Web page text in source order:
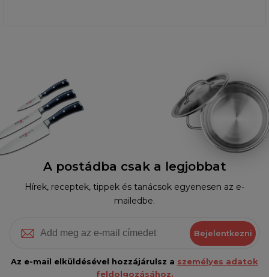
A postádba csak a legjobbat
Hírek, receptek, tippek és tanácsok egyenesen az e-
mailedbe.
Bejelentkezni
Az e-mail elküldésével hozzájárulsz a személyes adatok
feldolgozásához.